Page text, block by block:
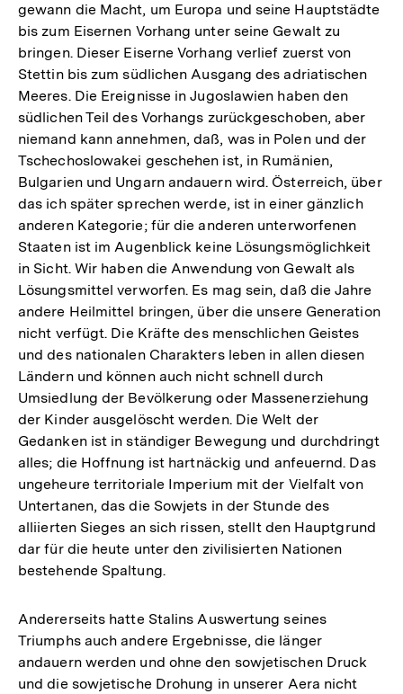
gewann die Macht, um Europa und seine Hauptstädte
bis zum Eisernen Vorhang unter seine Gewalt zu
bringen. Dieser Eiserne Vorhang verlief zuerst von
Stettin bis zum südlichen Ausgang des adriatischen
Meeres. Die Ereignisse in Jugoslawien haben den
südlichen Teil des Vorhangs zurückgeschoben, aber
niemand kann annehmen, daß, was in Polen und der
Tschechoslowakei geschehen ist, in Rumänien,
Bulgarien und Ungarn andauern wird. Österreich, über
das ich später sprechen werde, ist in einer gänzlich
anderen Kategorie; für die anderen unterworfenen
Staaten ist im Augenblick keine Lösungsmöglichkeit
in Sicht. Wir haben die Anwendung von Gewalt als
Lösungsmittel verworfen. Es mag sein, daß die Jahre
andere Heilmittel bringen, über die unsere Generation
nicht verfügt. Die Kräfte des menschlichen Geistes
und des nationalen Charakters leben in allen diesen
Ländern und können auch nicht schnell durch
Umsiedlung der Bevölkerung oder Massenerziehung
der Kinder ausgelöscht werden. Die Welt der
Gedanken ist in ständiger Bewegung und durchdringt
alles; die Hoffnung ist hartnäckig und anfeuernd. Das
ungeheure territoriale Imperium mit der Vielfalt von
Untertanen, das die Sowjets in der Stunde des
alliierten Sieges an sich rissen, stellt den Hauptgrund
dar für die heute unter den zivilisierten Nationen
bestehende Spaltung.
Andererseits hatte Stalins Auswertung seines
Triumphs auch andere Ergebnisse, die länger
andauern werden und ohne den sowjetischen Druck
und die sowjetische Drohung in unserer Aera nicht